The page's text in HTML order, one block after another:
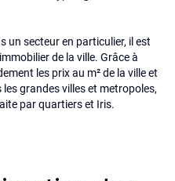
un secteur en particulier, il est
de la ville. Grâce à
les prix au m² de la ville et
grandes villes et metropoles,
par quartiers et Iris.